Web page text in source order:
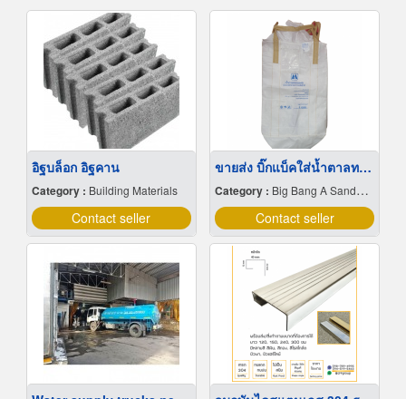
อิฐบล็อก อิฐคาน
Category : Building Materials
Contact seller
ขายส่ง บิ๊กแบ็คใส่น้ำตาลทราย สมุทรปราการ
Category : Big Bang A Sandbag.
Contact seller